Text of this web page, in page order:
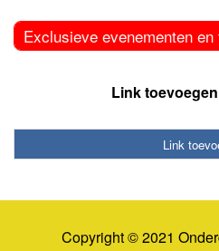
Exclusieve evenementen en
Link toevoegen
Link
Copyright © 2021